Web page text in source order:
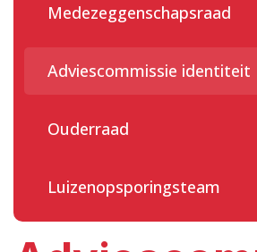
Aanmelden
Contact
Medezeggenschapsraad
Adviescommissie identiteit
Ouderraad
Luizenopsporingsteam